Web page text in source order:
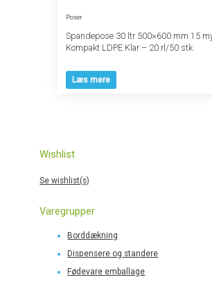
Poser
Spandepose 30 ltr 500×600 mm 15
Kompakt LDPE Klar – 20 rl/50 stk.
Læs mere
Wishlist
Se wishlist(s)
Varegrupper
Borddækning
Dispensere og standere
Fødevare emballage